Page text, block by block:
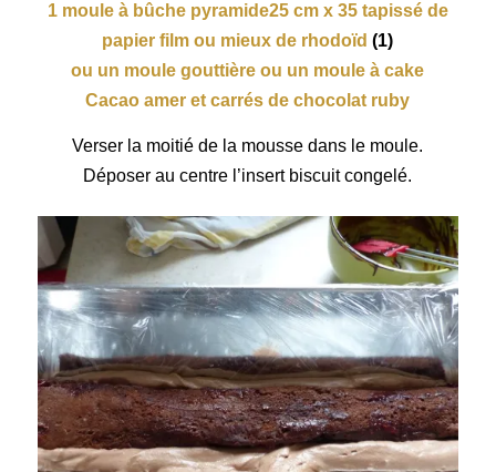
1 moule à bûche pyramide25 cm x 35 tapissé de
papier film ou mieux de rhodoïd(1)
ou un moule gouttière ou un moule à cake
Cacao amer et carrés de chocolat ruby
Verser la moitié de la mousse dans le moule.
Déposer au centre l’insert biscuit congelé.